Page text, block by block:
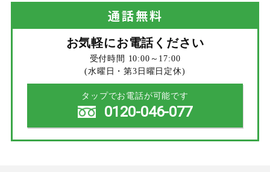
通話無料
お気軽にお電話ください
受付時間 10:00～17:00
(水曜日・第3日曜日定休)
タップでお電話が可能です
0120-046-077